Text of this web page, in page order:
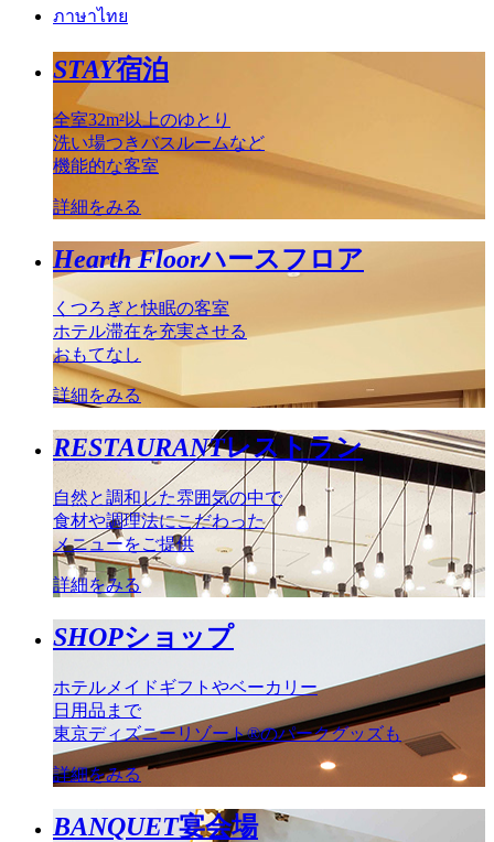
ภาษาไทย
STAY宿泊
全室32m²以上のゆとり
洗い場つきバスルームなど
機能的な客室
詳細をみる
Hearth Floorハースフロア
くつろぎと快眠の客室
ホテル滞在を充実させる
おもてなし
詳細をみる
RESTAURANTレストラン
自然と調和した雰囲気の中で
食材や調理法にこだわった
メニューをご提供
詳細をみる
SHOPショップ
ホテルメイドギフトやベーカリー
日用品まで
東京ディズニーリゾート®のパークグッズも
詳細をみる
BANQUET宴会場